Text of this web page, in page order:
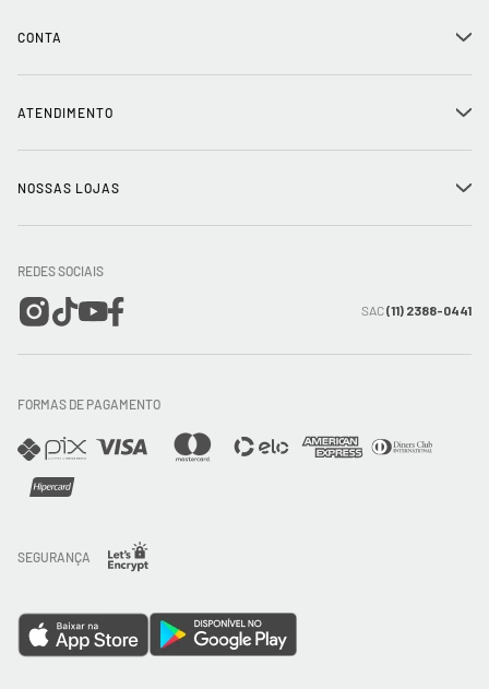
Trabalhe conosco
Mapa do Site
CONTA +
Meus pedidos
Wishlist
ATENDIMENTO +
Entrega e Frete
Trocas e Devoluções
Direito de Arrependimento
Política de Privacidade
NOSSAS LOJAS +
REDES SOCIAIS
SAC(11) 2388-0441
FORMAS DE PAGAMENTO
SEGURANÇA